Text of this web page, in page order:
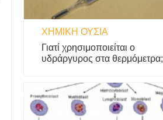
ΧΗΜΙΚΉ ΟΥΣΊΑ
Γιατί χρησιμοποιείται ο
υδράργυρος στα θερμόμετρα;